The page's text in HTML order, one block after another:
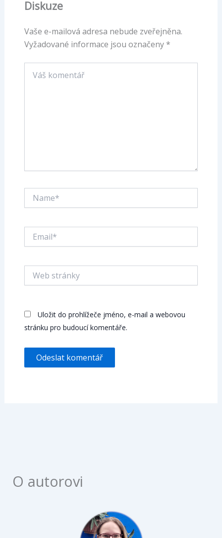
Diskuze
Vaše e-mailová adresa nebude zveřejněna.
Vyžadované informace jsou označeny *
komentář
stránky
Uložit do prohlížeče jméno, e-mail a webovou
stránku pro budoucí komentáře.
O autorovi